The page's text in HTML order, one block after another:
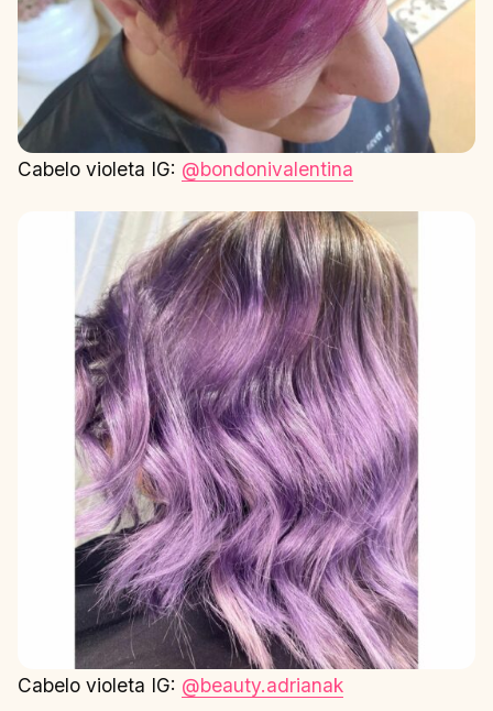
Cabelo violeta IG: @bondonivalentina
Cabelo violeta IG: @beauty.adrianak